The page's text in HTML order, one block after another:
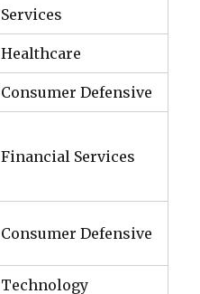
Services
Healthcare
Consumer Defensive
Financial Services
Consumer Defensive
Technology